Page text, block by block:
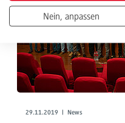
29.11.2019 | News
Nein, anpassen